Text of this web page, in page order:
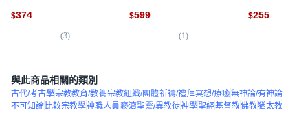
$374
(3)
裝版, Kessinger
Publishing, 英文
$599
(1)
$255
與此商品相關的類別
古代/考古學宗教教育/教養宗教組織/團體祈禱/禮拜冥想/療癒無神論/有神論
不可知論比較宗教學神職人員褻瀆聖靈/異教徒神學聖經基督教佛教猶太教